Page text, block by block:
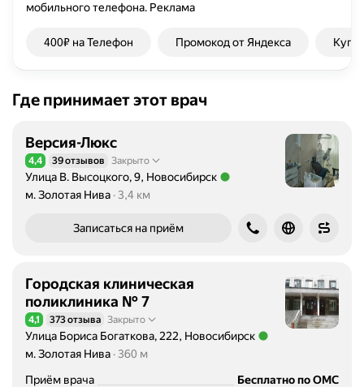
мобильного телефона. Реклама
400₽ на Телефон Промокод от Яндекса
Где принимает этот врач
Версия-Люкс
Рейтинг 4,4 из 5
4,4 39 отзывов Закрыто
Улица В. Высоцкого, 9, Новосибирск
Метро м. Золотая Нива Расстояние 3,4 км
м. Золотая Нива 3,4 км
Записаться на приём
Городская клиническая
поликлиника № 7
Рейтинг 4,1 из 5
4,1 373 отзыва Закрыто
Улица Бориса Богаткова, 222, Новосибирск
Метро м. Золотая Нива Расстояние 360 м
м. Золотая Нива 360 м
Приём врача
Бесплатно по ОМС